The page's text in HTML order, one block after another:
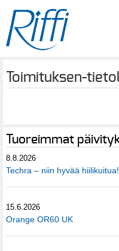
Toimituksen-
Tuoreimmat
8.8.2026
Techra – niin hyvää hiilikuitua!
15.6.2026
Orange OR60 UK